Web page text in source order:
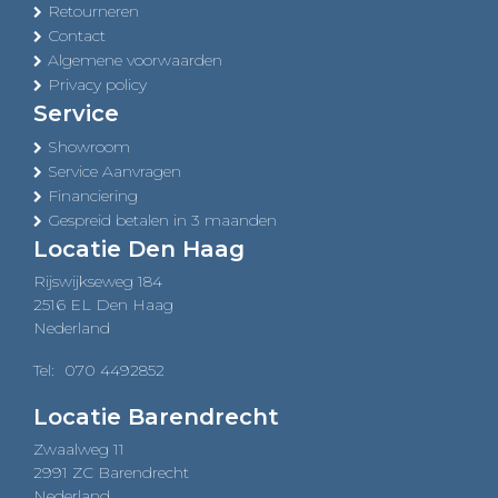
Retourneren
Contact
Algemene voorwaarden
Privacy policy
Service
Showroom
Service Aanvragen
Financiering
Gespreid betalen in 3 maanden
Locatie Den Haag
Rijswijkseweg 184
2516 EL Den Haag
Nederland
Tel: 070 4492852
Locatie Barendrecht
Zwaalweg 11
2991 ZC Barendrecht